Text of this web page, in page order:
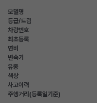
모델명
등급/트림
차량번호
최초등록
연비
변속기
유종
색상
사고이력
주행거리(등록일기준)